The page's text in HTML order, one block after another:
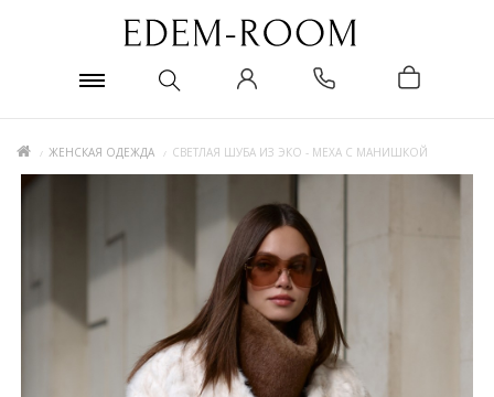
ЖЕНСКАЯ ОДЕЖДА СВЕТЛАЯ ШУБА ИЗ ЭКО - МЕХА С МАНИШКОЙ